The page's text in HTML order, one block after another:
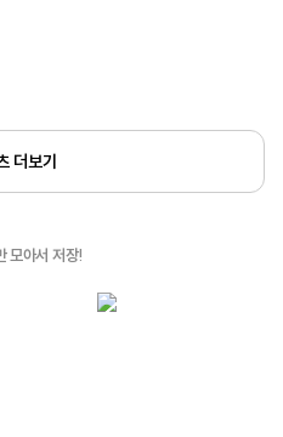
더보기
모아서 저장!